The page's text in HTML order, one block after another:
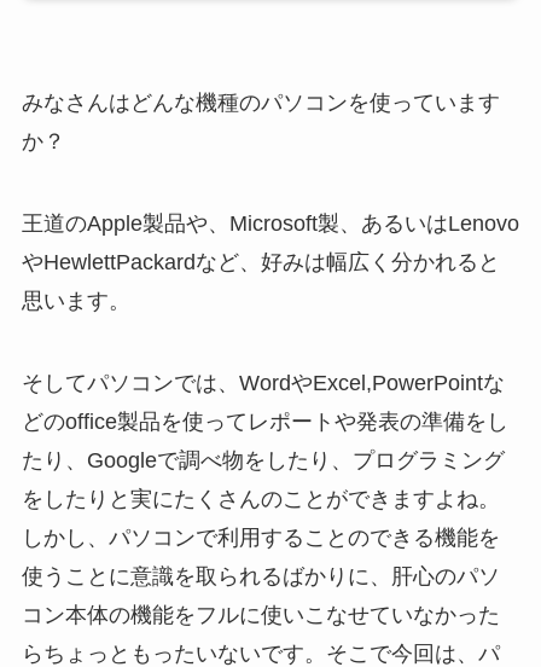
みなさんはどんな機種のパソコンを使っています
か？
王道のApple製品や、Microsoft製、あるいはLenovo
やHewlettPackardなど、好みは幅広く分かれると
思います。
そしてパソコンでは、WordやExcel,PowerPointな
どのoffice製品を使ってレポートや発表の準備をし
たり、Googleで調べ物をしたり、プログラミング
をしたりと実にたくさんのことができますよね。
しかし、パソコンで利用することのできる機能を
使うことに意識を取られるばかりに、肝心のパソ
コン本体の機能をフルに使いこなせていなかった
らちょっともったいないです。そこで今回は、パ